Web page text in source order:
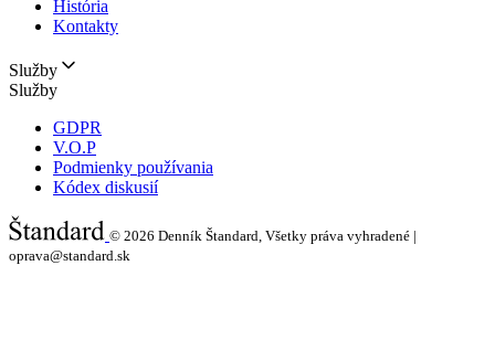
História
Kontakty
Služby
Služby
GDPR
V.O.P
Podmienky používania
Kódex diskusií
© 2026 Denník Štandard, Všetky práva vyhradené |
oprava@standard.sk